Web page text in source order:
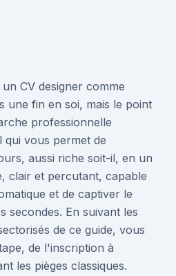
CV designer comme
une fin en soi, mais le point
professionnelle
qui vous permet de
aussi riche soit-il, en un
clair et percutant, capable
et de captiver le
secondes. En suivant les
de ce guide, vous
de l'inscription à
les pièges classiques.